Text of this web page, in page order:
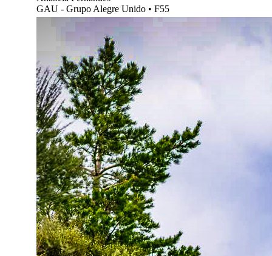
GAU - Grupo Alegre Unido • F55